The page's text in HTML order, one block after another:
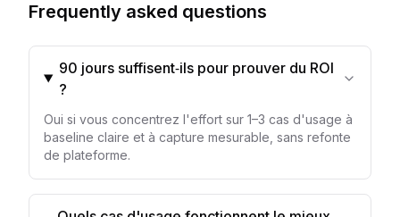
Frequently asked questions
90 jours suffisent‑ils pour prouver du ROI
?
Oui si vous concentrez l'effort sur 1–3 cas d'usage à
baseline claire et à capture mesurable, sans refonte
de plateforme.